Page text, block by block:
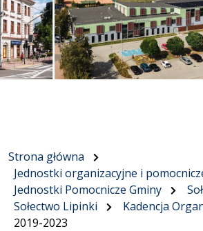
Strona główna
Jednostki organizacyjne i
Jednostki Pomocnicze Gminy
Sołectwo Lipinki
Kadencja
2019-2023